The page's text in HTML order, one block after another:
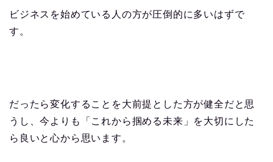
ビジネスを始めている人の方が圧倒的に多いはずで
す。
だったら変化することを大前提とした方が健全だと思
うし、今よりも「これから掴める未来」を大切にした
ら良いと心から思います。